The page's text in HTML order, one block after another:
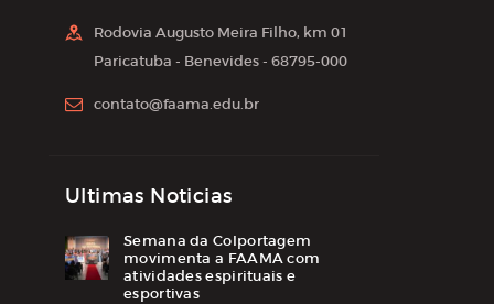
Rodovia Augusto Meira Filho, km 01
Paricatuba - Benevides - 68795-000
contato@faama.edu.br
Ultimas Noticias
Semana da Colportagem
movimenta a FAAMA com
atividades espirituais e
esportivas